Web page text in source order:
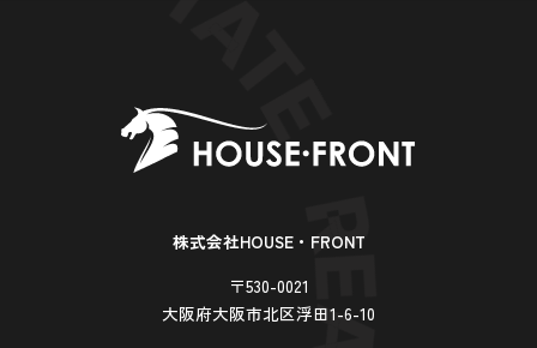
株式会社HOUSE・FRONT
〒530-0021
大阪府大阪市北区浮田1-6-10